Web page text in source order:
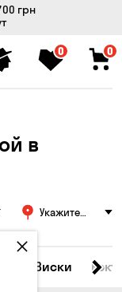
грн
0 0
в
Укажите
Виски